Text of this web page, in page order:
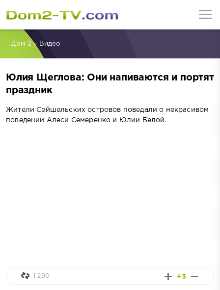
Дом-2» Видео
Юлия Щеглова: Они напиваются и портят
праздник
Жители Сейшельских островов поведали о некрасивом
поведении Алеси Семеренко и Юлии Белой.
+3
1 290